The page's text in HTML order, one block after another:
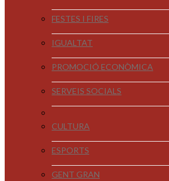
FESTES I FIRES
IGUALTAT
PROMOCIÓ ECONÒMICA
SERVEIS SOCIALS
CULTURA
ESPORTS
GENT GRAN